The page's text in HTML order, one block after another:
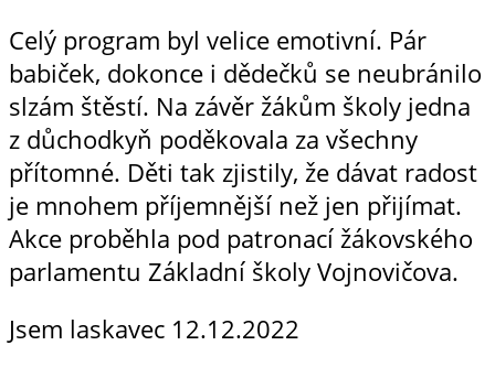
Celý program byl velice emotivní. Pár
babiček, dokonce i dědečků se neubránilo
slzám štěstí. Na závěr žákům školy jedna
z důchodkyň poděkovala za všechny
přítomné. Děti tak zjistily, že dávat radost
je mnohem příjemnější než jen přijímat.
Akce proběhla pod patronací žákovského
parlamentu Základní školy Vojnovičova.
Jsem laskavec 12.12.2022